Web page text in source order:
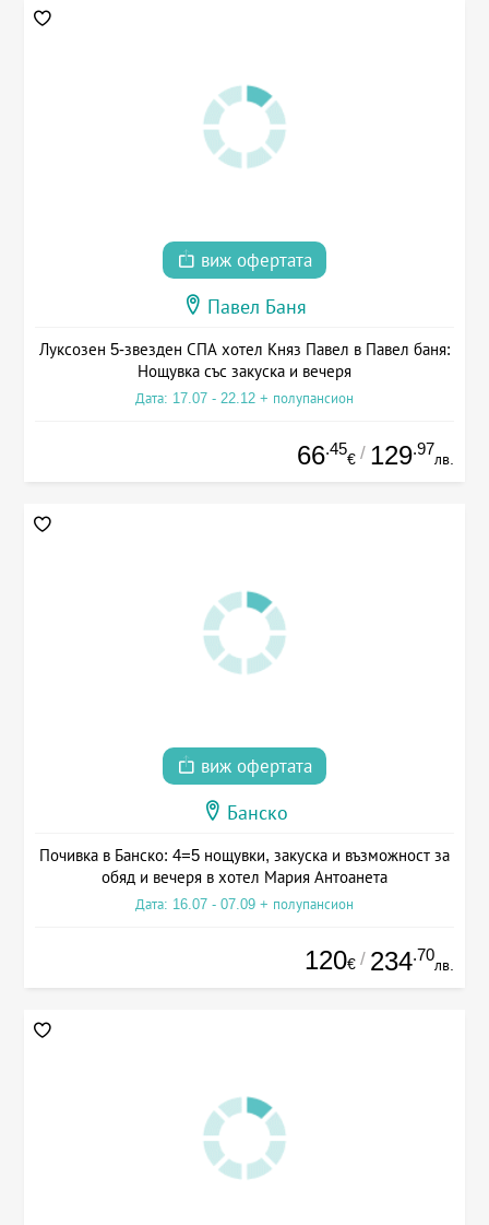
виж офертата
Павел Баня
Луксозен 5-звезден СПА хотел Княз Павел в Павел баня:
Нощувка със закуска и вечеря
Дата: 17.07 - 22.12 + полупансион
66.45
€ / 129.97
лв.
виж офертата
Банско
Почивка в Банско: 4=5 нощувки, закуска и възможност за
обяд и вечеря в хотел Мария Антоанета
Дата: 16.07 - 07.09 + полупансион
120€ / 234.70
лв.